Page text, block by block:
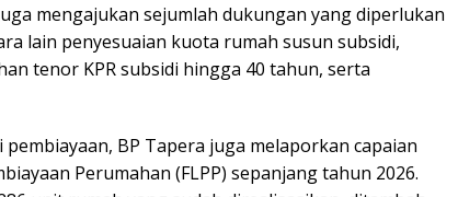
mengajukan sejumlah dukungan yang diperlukan
lain penyesuaian kuota rumah susun subsidi,
tenor KPR subsidi hingga 40 tahun, serta
BP Tapera juga melaporkan capaian
Perumahan (FLPP) sepanjang tahun 2026.